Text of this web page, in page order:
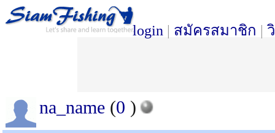
login | สมัครสมาชิก |
na_name (0 )